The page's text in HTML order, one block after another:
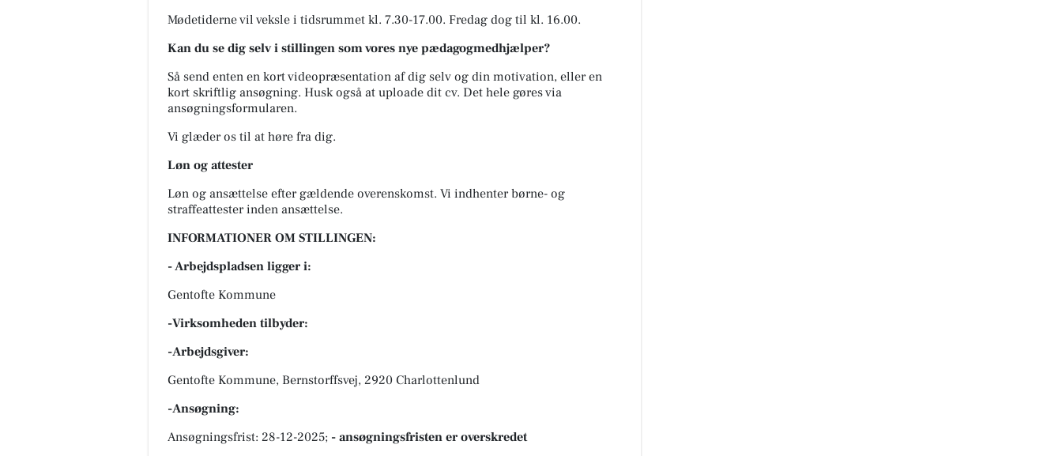
Mødetiderne vil veksle i tidsrummet kl. 7.30-17.00. Fredag dog til kl. 16.00.
Kan du se dig selv i stillingen som vores nye pædagogmedhjælper?
Så send enten en kort videopræsentation af dig selv og din motivation, eller en
kort skriftlig ansøgning. Husk også at uploade dit cv. Det hele gøres via
ansøgningsformularen.
Vi glæder os til at høre fra dig.
Løn og attester
Løn og ansættelse efter gældende overenskomst. Vi indhenter børne- og
straffeattester inden ansættelse.
INFORMATIONER OM STILLINGEN:
- Arbejdspladsen ligger i:
Gentofte Kommune
-Virksomheden tilbyder:
-Arbejdsgiver:
Gentofte Kommune, Bernstorffsvej, 2920 Charlottenlund
-Ansøgning:
Ansøgningsfrist: 28-12-2025; - ansøgningsfristen er overskredet